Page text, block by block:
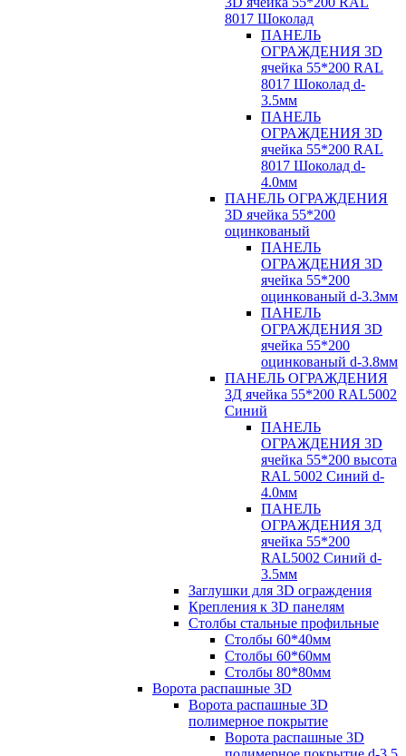
8017 Шоколад
ПАНЕЛЬ
ОГРАЖДЕНИЯ 3D
ячейка 55*200 RAL
8017 Шоколад d-
3.5мм
ПАНЕЛЬ
ОГРАЖДЕНИЯ 3D
ячейка 55*200 RAL
8017 Шоколад d-
4.0мм
ПАНЕЛЬ ОГРАЖДЕНИЯ
3D ячейка 55*200
оцинкованый
ПАНЕЛЬ
ОГРАЖДЕНИЯ 3D
ячейка 55*200
оцинкованый d-3.3мм
ПАНЕЛЬ
ОГРАЖДЕНИЯ 3D
ячейка 55*200
оцинкованый d-3.8мм
ПАНЕЛЬ ОГРАЖДЕНИЯ
3Д ячейка 55*200 RAL5002
Синий
ПАНЕЛЬ
ОГРАЖДЕНИЯ 3D
ячейка 55*200 высота
RAL 5002 Синий d-
4.0мм
ПАНЕЛЬ
ОГРАЖДЕНИЯ 3Д
ячейка 55*200
RAL5002 Синий d-
3.5мм
Заглушки для 3D ограждения
Крепления к 3D панелям
Столбы стальные профильные
Столбы 60*40мм
Столбы 60*60мм
Столбы 80*80мм
Ворота распашные 3D
Ворота распашные 3D
полимерное покрытие
Ворота распашные 3D